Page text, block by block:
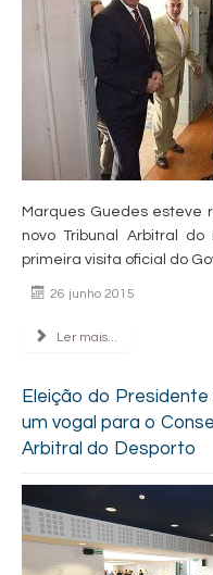
Marques Guedes esteve
novo Tribunal Arbitral
primeira visita oficial do
26 junho 2015
Ler mais...
Eleição do
um vogal para o
Arbitral do Desporto